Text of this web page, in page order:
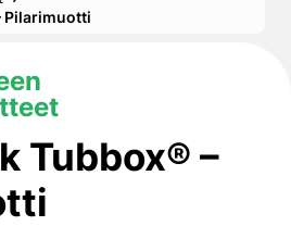
Pilarimuotti
Tubbox® –